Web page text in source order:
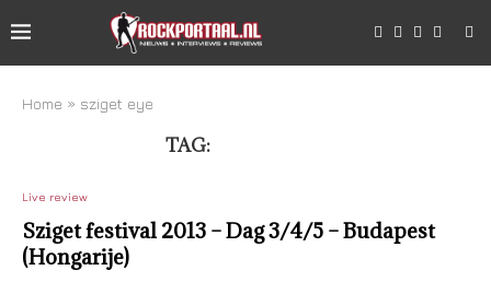
Home » sziget eye
TAG:
Live review
Sziget festival 2013 – Dag 3/4/5 – Budapest
(Hongarije)